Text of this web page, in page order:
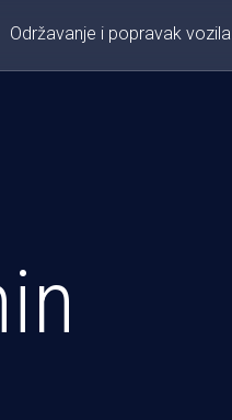
Održavanje i popravak vozila